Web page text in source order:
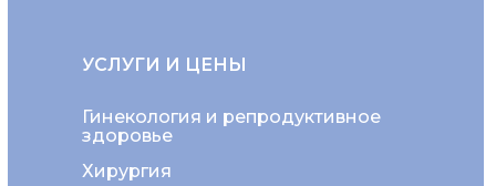
Хирургия
Гинекология и репродуктивное
здоровье
УСЛУГИ И ЦЕНЫ